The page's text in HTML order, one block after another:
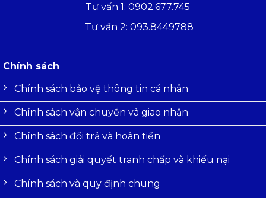
Tư vấn 1: 0902.677.745
Tư vấn 2: 093.8449788
Chính sách
Chính sách bảo vệ thông tin cá nhân
Chính sách vận chuyển và giao nhận
Chính sách đổi trả và hoàn tiền
Chính sách giải quyết tranh chấp và khiếu nại
Chính sách và quy định chung